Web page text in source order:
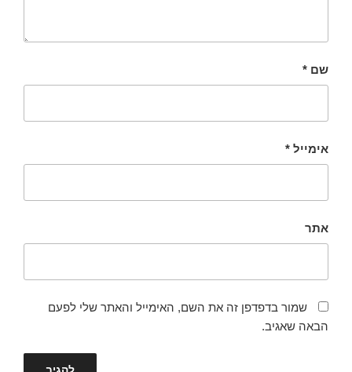
שם *
אימייל *
אתר
שמור בדפדפן זה את השם, האימייל והאתר שלי לפעם
הבאה שאגיב.